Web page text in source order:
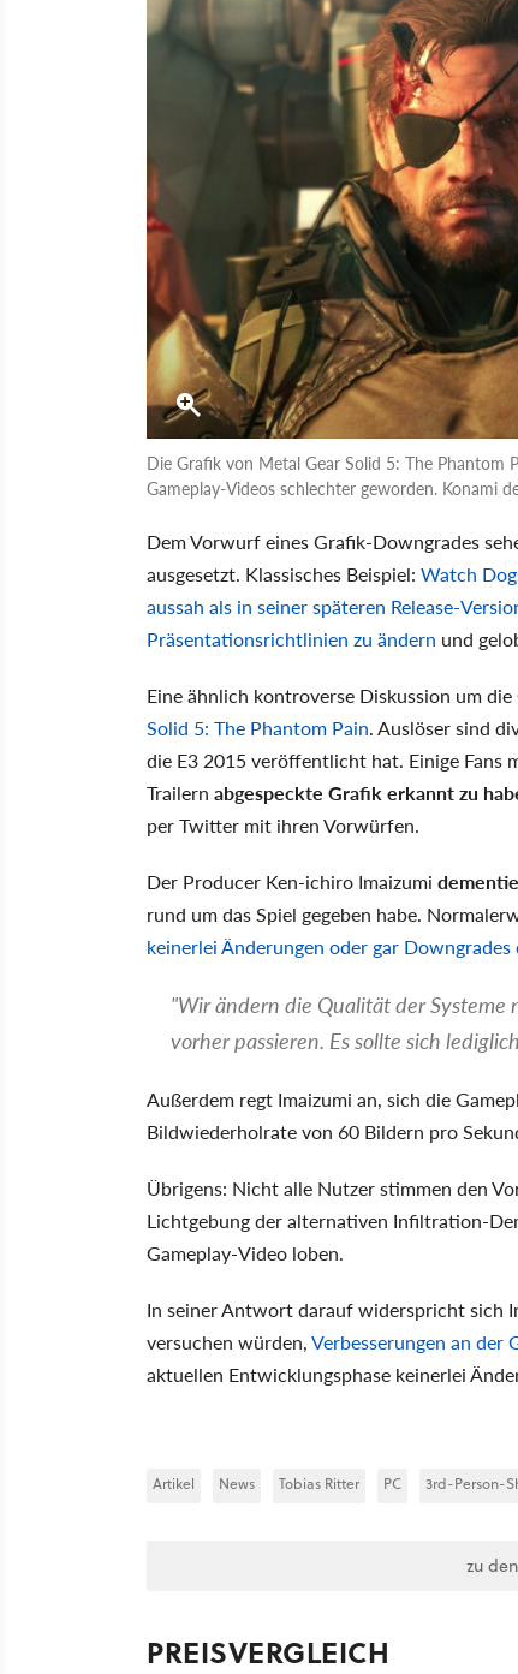
Die Grafik von Metal Gear Solid 5: The Phantom
Gameplay-Videos schlechter geworden. Konami
Dem Vorwurf eines Grafik-Downgrades
ausgesetzt. Klassisches Beispiel: Watch
aussah als in seiner späteren Release-
Präsentationsrichtlinien zu ändern und
Eine ähnlich kontroverse Diskussion um
Solid 5: The Phantom Pain. Auslöser sind
die E3 2015 veröffentlicht hat. Einige Fans
Trailern abgespeckte Grafik erkannt zu
per Twitter mit ihren Vorwürfen.
Der Producer Ken-ichiro Imaizumi
rund um das Spiel gegeben habe.
keinerlei Änderungen oder gar
"Wir ändern die Qualität der Systeme
vorher passieren. Es sollte sich
Außerdem regt Imaizumi an, sich die
Bildwiederholrate von 60 Bildern pro
Übrigens: Nicht alle Nutzer stimmen den
Lichtgebung der alternativen Infiltration-
Gameplay-Video loben.
In seiner Antwort darauf widerspricht sich
versuchen würden,Verbesserungen an der
aktuellen Entwicklungsphase keinerlei
Artikel News Tobias Ritter PC 3rd-Person-
zu
PREISVERGLEICH